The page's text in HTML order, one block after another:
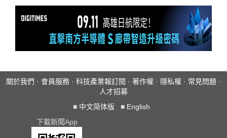
關於我們 · 會員服務 · 科技產業報訂閱 · 著作權 · 隱私權 · 常見問題 ·
人才招募
■ 中文简体版 ■ English
下載新聞App